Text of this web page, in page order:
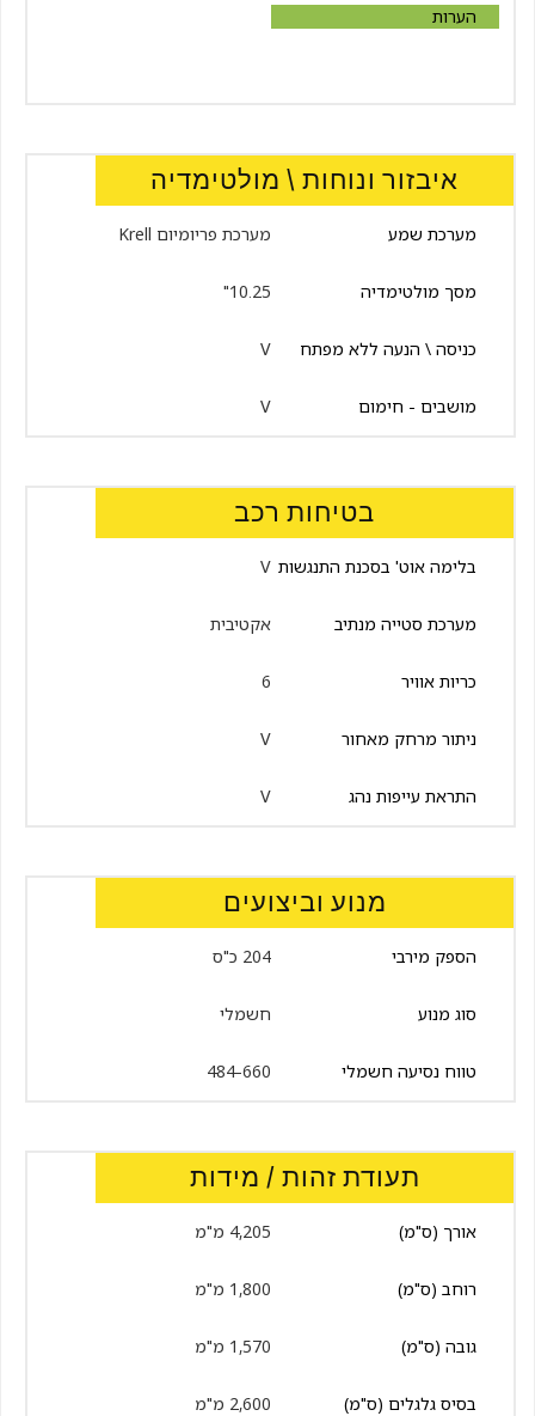
הערות
איבזור ונוחות \ מולטימדיה
מערכת פריומיום Krell מערכת שמע
10.25" מסך מולטימדיה
V כניסה \ הנעה ללא מפתח
V מושבים - חימום
בטיחות רכב
V בלימה אוט' בסכנת התנגשות
אקטיבית מערכת סטייה מנתיב
6 כריות אוויר
V ניתור מרחק מאחור
V התראת עייפות נהג
מנוע וביצועים
204 כ"ס הספק מירבי
חשמלי סוג מנוע
484-660 טווח נסיעה חשמלי
תעודת זהות / מידות
4,205 מ"מ אורך (ס"מ)
1,800 מ"מ רוחב (ס"מ)
1,570 מ"מ גובה (ס"מ)
2,600 מ"מ בסיס גלגלים (ס"מ)